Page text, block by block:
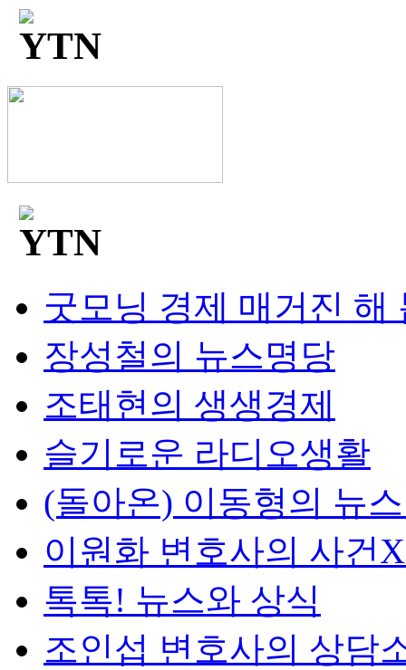
굿모닝 경제 매거진 해
장성철의 뉴스명당
조태현의 생생경제
슬기로운 라디오생활
(돌아온) 이동형의 뉴
이원화 변호사의 사건
톡톡! 뉴스와 상식
조인섭 변호사의 상담